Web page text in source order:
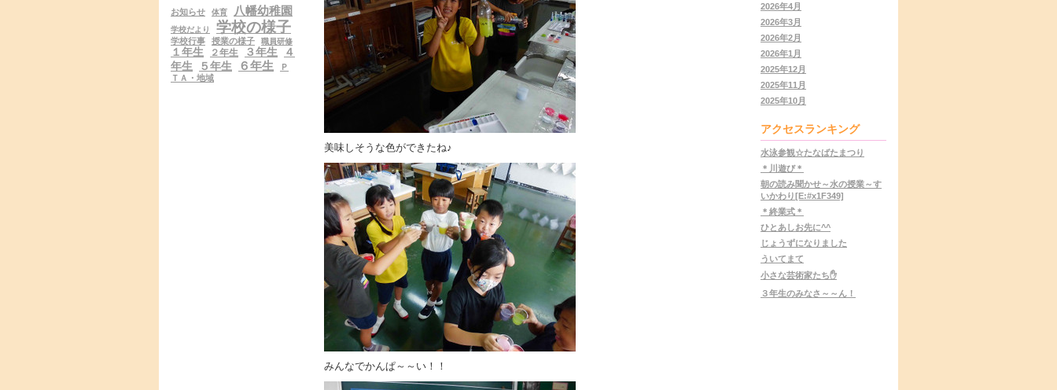
お知らせ 体育 八幡幼稚園
学校だより 学校の様子
学校行事 授業の様子 職員研修
１年生 ２年生 ３年生
４
年生
５年生 ６年生
Ｐ
ＴＡ・地域
美味しそうな色ができたね♪
みんなでかんぱ～～い！！
2026年4月
2026年3月
2026年2月
2026年1月
2025年12月
2025年11月
2025年10月
アクセスランキング
水泳参観☆たなばたまつり
＊川遊び＊
朝の読み聞かせ～水の授業～す
いかわり[E:#x1F349]
＊終業式＊
ひとあしお先に^^
じょうずになりました
ういてまて
小さな芸術家たち✋
３年生のみなさ～～ん！